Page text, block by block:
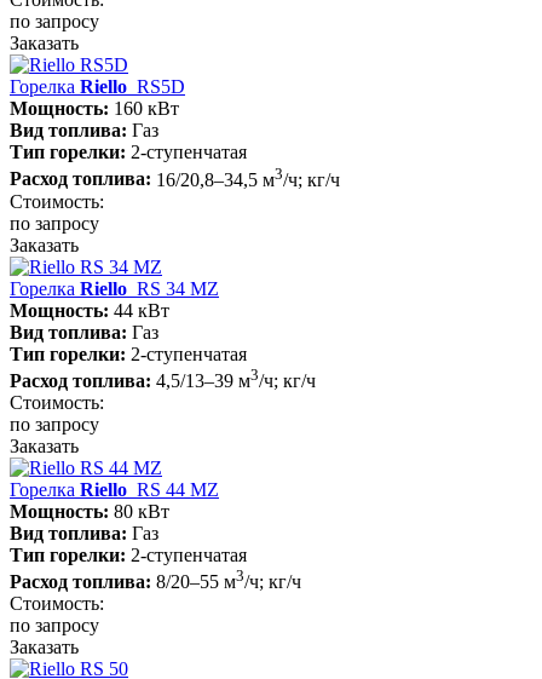
по запросу
Заказать
Горелка Riello RS5D
Мощность: 160 кВт
Вид топлива: Газ
Тип горелки: 2-ступенчатая
Расход топлива: 16/20,8–34,5 м3/ч; кг/ч
Стоимость:
по запросу
Заказать
Горелка Riello RS 34 MZ
Мощность: 44 кВт
Вид топлива: Газ
Тип горелки: 2-ступенчатая
Расход топлива: 4,5/13–39 м3/ч; кг/ч
Стоимость:
по запросу
Заказать
Горелка Riello RS 44 MZ
Мощность: 80 кВт
Вид топлива: Газ
Тип горелки: 2-ступенчатая
Расход топлива: 8/20–55 м3/ч; кг/ч
Стоимость:
по запросу
Заказать